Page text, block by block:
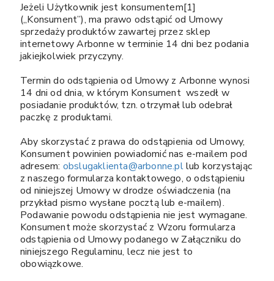
Jeżeli Użytkownik jest konsumentem[1]
(„Konsument”), ma prawo odstąpić od Umowy
sprzedaży produktów zawartej przez sklep
internetowy Arbonne w terminie 14 dni bez podania
jakiejkolwiek przyczyny.
Termin do odstąpienia od Umowy z Arbonne wynosi
14 dni od dnia, w którym Konsument wszedł w
posiadanie produktów, tzn. otrzymał lub odebrał
paczkę z produktami.
Aby skorzystać z prawa do odstąpienia od Umowy,
Konsument powinien powiadomić nas e-mailem pod
adresem: obslugaklienta@arbonne.pllub korzystając
z naszego formularza kontaktowego, o odstąpieniu
od niniejszej Umowy w drodze oświadczenia (na
przykład pismo wysłane pocztą lub e-mailem).
Podawanie powodu odstąpienia nie jest wymagane.
Konsument może skorzystać z Wzoru formularza
odstąpienia od Umowy podanego w Załączniku do
niniejszego Regulaminu, lecz nie jest to
obowiązkowe.